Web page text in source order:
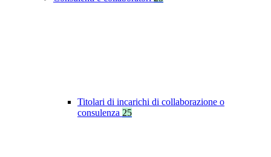
Titolari di incarichi di collaborazione o
consulenza 25